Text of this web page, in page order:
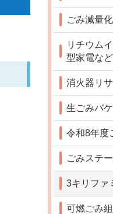
ごみ減量
リチウム
型家電な
消火器リ
生ごみバ
令和8年度
ごみステ
3キリファ
可燃ごみ